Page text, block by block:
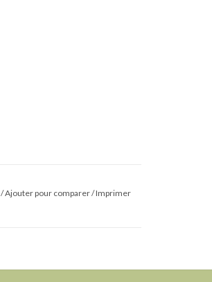
/Ajouter pour comparer/Imprimer